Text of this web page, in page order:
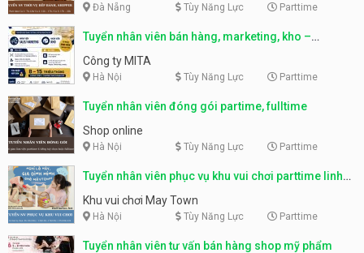
Đà Nẵng Tùy Năng Lực Parttime
Tuyển nhân viên bán hàng, marketing, kho –
parttime, fulltime
Công ty MITA
Hà Nội Tùy Năng Lực Parttime
Tuyển nhân viên đóng gói partime, fulltime
Shop online
Hà Nội Tùy Năng Lực Parttime
Tuyển nhân viên phục vụ khu vui chơi parttime linh
động
Khu vui chơi May Town
Hà Nội Tùy Năng Lực Parttime
Tuyển nhân viên tư vấn bán hàng shop mỹ phẩm